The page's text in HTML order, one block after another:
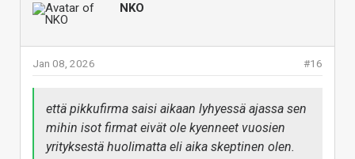
NKO
#16
Jan 08, 2026
että pikkufirma saisi aikaan lyhyessä ajassa sen
mihin isot firmat eivät ole kyenneet vuosien
yrityksestä huolimatta eli aika skeptinen olen.